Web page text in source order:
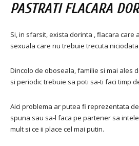
PASTRATI FLACARA
Si, in sfarsit, exista dorinta , flacara care
sexuala care nu trebuie trecuta
Dincolo de oboseala, familie si mai ales
si periodic trebuie sa poti sa-ti faci timp
Aici problema ar putea fi reprezentata
spuna sau sa-l faca pe partener sa
mult si ce ii place cel mai putin.